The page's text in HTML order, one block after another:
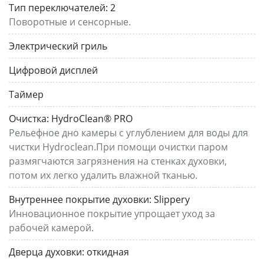
Тип переключателей: 2
Поворотные и сенсорные.
Электрический гриль
Цифровой дисплей
Таймер
Очистка: HydroClean® PRO
Рельефное дно камеры с углублением для воды для
чистки Hydroclean.При помощи очистки паром
размягчаются загрязнения на стенках духовки,
потом их легко удалить влажной тканью.
Внутреннее покрытие духовки: Slippery
Инновационное покрытие упрощает уход за
рабочей камерой.
Дверца духовки: откидная